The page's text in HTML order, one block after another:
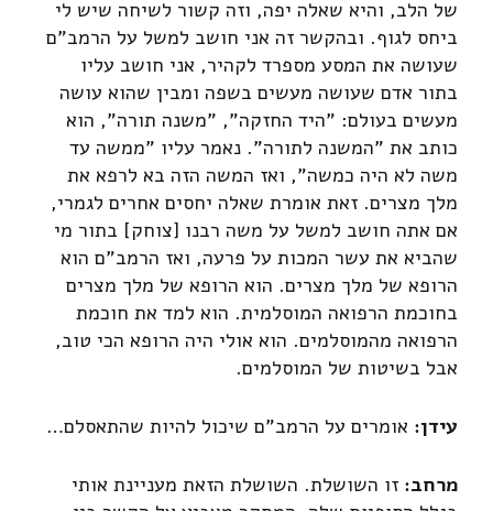
של הלב, והיא שאלה יפה, וזה קשור לשיחה שיש לי
ביחס לגוף. ובהקשר זה אני חושב למשל על הרמב"ם
שעושה את המסע מספרד לקהיר, אני חושב עליו
בתור אדם שעושה מעשים בשפה ומבין שהוא עושה
מעשים בעולם: "היד החזקה", "משנה תורה", הוא
כותב את "המשנה לתורה". נאמר עליו "ממשה עד
משה לא היה כמשה", ואז המשה הזה בא לרפא את
מלך מצרים. זאת אומרת שאלה יחסים אחרים לגמרי,
אם אתה חושב למשל על משה רבנו [צוחק] בתור מי
שהביא את עשר המכות על פרעה, ואז הרמב"ם הוא
הרופא של מלך מצרים. הוא הרופא של מלך מצרים
בחוכמת הרפואה המוסלמית. הוא למד את חוכמת
הרפואה מהמוסלמים. הוא אולי היה הרופא הכי טוב,
אבל בשיטות של המוסלמים.
עידן: אומרים על הרמב"ם שיכול להיות שהתאסלם…
מרחב: זו השושלת. השושלת הזאת מעניינת אותי